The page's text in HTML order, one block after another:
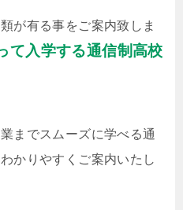
が有る事をご案内致しま
て入学する通信制高校
までスムーズに学べる通
かりやすくご案内いたし